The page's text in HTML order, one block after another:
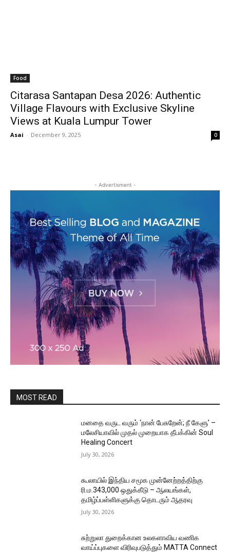
Food
Citarasa Santapan Desa 2026: Authentic
Village Flavours with Exclusive Skyline
Views at Kuala Lumpur Tower
Asai - December 9, 2025 0
- Advertisment -
MOST READ
மனதை வருட வரும் ‘நான் பேசுறேன்; நீ கேளு’ –
மலேசியாவில் முதல் முறையாக தீபக்கின் Soul
Healing Concert
July 30, 2026
கூலாயில் இந்திய சமூக முன்னேற்றத்திற்கு
ரி.ம.343,000 ஒதுக்கீடு – ஆலயங்கள்,
தமிழ்ப்பள்ளிகளுக்கு தொடரும் ஆதரவு
July 30, 2026
சுற்றுலா துறைக்கான உலகளாவிய வணிக
வாய்ப்புகளை விரிவுபடுத்தும் MATTA Connect